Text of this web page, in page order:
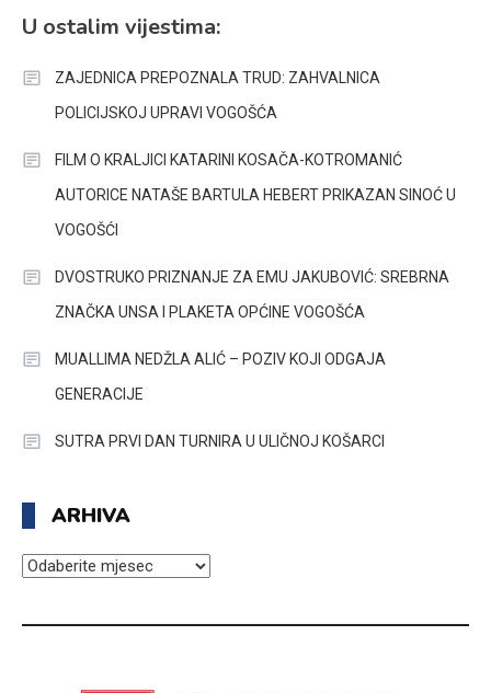
U ostalim vijestima:
ZAJEDNICA PREPOZNALA TRUD: ZAHVALNICA
POLICIJSKOJ UPRAVI VOGOŠĆA
FILM O KRALJICI KATARINI KOSAČA-KOTROMANIĆ
AUTORICE NATAŠE BARTULA HEBERT PRIKAZAN SINOĆ U
VOGOŠĆI
DVOSTRUKO PRIZNANJE ZA EMU JAKUBOVIĆ: SREBRNA
ZNAČKA UNSA I PLAKETA OPĆINE VOGOŠĆA
MUALLIMA NEDŽLA ALIĆ – POZIV KOJI ODGAJA
GENERACIJE
SUTRA PRVI DAN TURNIRA U ULIČNOJ KOŠARCI
ARHIVA
ARHIVA